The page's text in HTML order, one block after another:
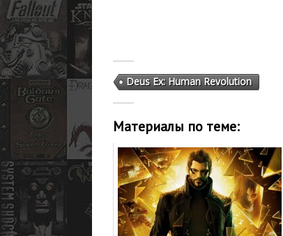
Deus Ex: Human Revolution
Материалы по теме: